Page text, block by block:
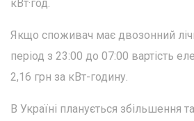
кВт·год.
Якщо споживач має двозонний
період з 23:00 до 07:00 вартість
2,16 грн за кВт-годину.
В Україні планується збільшення